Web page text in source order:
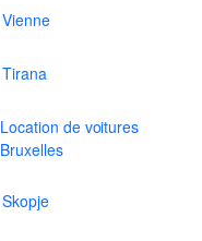
Vienne
Tirana
Location de voitures
Bruxelles
Skopje